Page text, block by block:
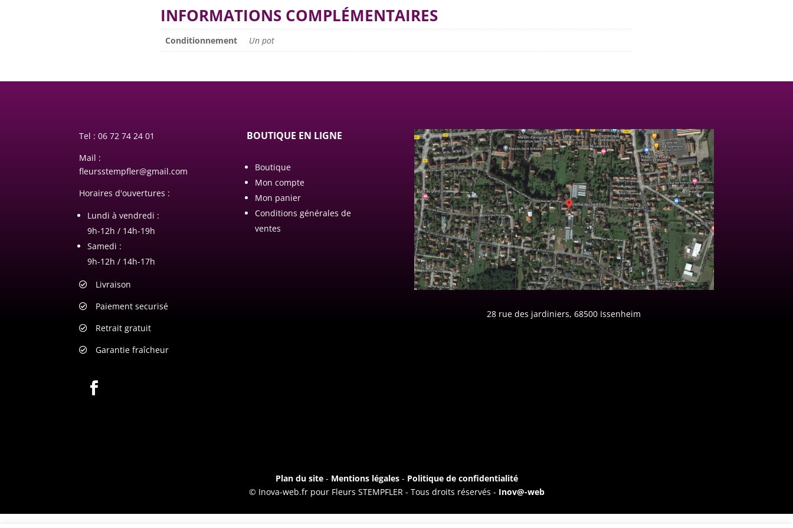
INFORMATIONS COMPLÉMENTAIRES
Conditionnement Un pot
Tel :06 72 74 24 01
Mail :
fleursstempfler@gmail.com
Horaires d'ouvertures :
Lundi à vendredi :
9h-12h / 14h-19h
Samedi :
9h-12h / 14h-17h
Livraison
Paiement securisé
Retrait gratuit
Garantie fraîcheur
BOUTIQUE EN LIGNE
Boutique
Mon compte
Mon panier
Conditions générales de
ventes
28 rue des jardiniers, 68500 Issenheim
Plan du site- Mentions légales - Politique de confidentialité
© Inova-web.fr pour Fleurs STEMPFLER - Tous droits réservés - Inov@-web